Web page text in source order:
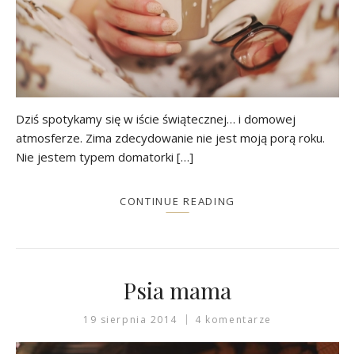
Dziś spotykamy się w iście świątecznej… i domowej
atmosferze. Zima zdecydowanie nie jest moją porą roku.
Nie jestem typem domatorki […]
CONTINUE READING
Psia mama
19 sierpnia 2014 4 komentarze